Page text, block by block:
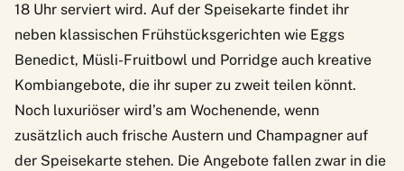
18 Uhr serviert wird. Auf der Speisekarte findet ihr
neben klassischen Frühstücksgerichten wie Eggs
Benedict, Müsli-Fruitbowl und Porridge auch kreative
Kombiangebote, die ihr super zu zweit teilen könnt.
Noch luxuriöser wird’s am Wochenende, wenn
zusätzlich auch frische Austern und Champagner auf
der Speisekarte stehen. Die Angebote fallen zwar in die